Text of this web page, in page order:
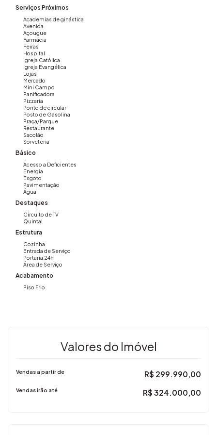
Serviços Próximos
Academias de ginástica
Avenida
Açougue
Farmácia
Feiras
Hospital
Igreja Católica
Igreja Evangélica
Lojas
Mercado
Mini Campo
Panificadora
Pizzaria
Ponto de circular
Posto de Gasolina
Praça/Parque
Restaurante
Sacolão
Sorveteria
Básico
Acesso a Deficientes
Energia
Esgoto
Pavimentação
Água
Destaques
Circuito de TV
Quintal
Estrutura
Cozinha
Entrada de Serviço
Portaria 24h
Área de Serviço
Acabamento
Piso Frio
Valores do Imóvel
R$ 299.990,00
Vendas a partir de
R$ 324.000,00
Vendas irão até